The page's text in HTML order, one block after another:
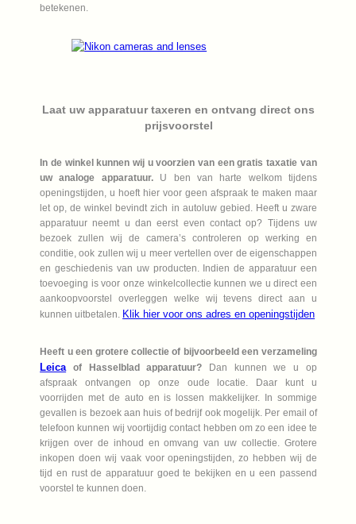
betekenen.
Laat uw apparatuur taxeren en ontvang direct ons
prijsvoorstel
In de winkel kunnen wij u voorzien van een gratis taxatie van
uw analoge apparatuur.U ben van harte welkom tijdens
openingstijden, u hoeft hier voor geen afspraak te maken maar
let op, de winkel bevindt zich in autoluw gebied. Heeft u zware
apparatuur neemt u dan eerst even contact op? Tijdens uw
bezoek zullen wij de camera’s controleren op werking en
conditie, ook zullen wij u meer vertellen over de eigenschappen
en geschiedenis van uw producten. Indien de apparatuur een
toevoeging is voor onze winkelcollectie kunnen we u direct een
aankoopvoorstel overleggen welke wij tevens direct aan u
kunnen uitbetalen. Klik hier voor ons adres en openingstijden
Heeft u een grotere collectie of bijvoorbeeld een verzameling
Leica of Hasselblad apparatuur? Dan kunnen we u op
afspraak ontvangen op onze oude locatie. Daar kunt u
voorrijden met de auto en is lossen makkelijker. In sommige
gevallen is bezoek aan huis of bedrijf ook mogelijk. Per email of
telefoon kunnen wij voortijdig contact hebben om zo een idee te
krijgen over de inhoud en omvang van uw collectie. Grotere
inkopen doen wij vaak voor openingstijden, zo hebben wij de
tijd en rust de apparatuur goed te bekijken en u een passend
voorstel te kunnen doen.